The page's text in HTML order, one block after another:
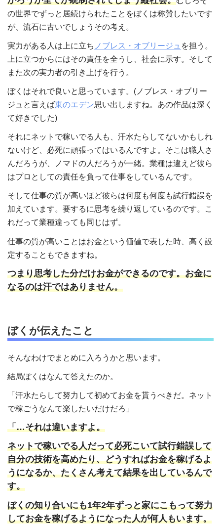
の世界でずっと居続けられたことをぼくは称賛したいです
が、流石に古いでしょうその考え。
実力がある人は上に立ち ノブレス・オブリージュ を担う。
上に立つからにはその責任を全うし、社会に示す。そして
また次の実力者の引き上げを行う。
ぼくはそれで良いと思っています。(ノブレス・オブリー
ジュと言えば東のエデン思い出しますね。あの作品は深く
て好きでした)
それにネットで稼いでる人も、汗水たらしてないかもしれ
ないけど、必死に頑張ってはいるんですよ。そこは職人さ
んだろうが、ノマドの人だろうが一緒。業種は違えど彼ら
はプロとしての責任を負って仕事をしているんです。
そして仕事の質が高いほど彼らは何度も何度も試行錯誤を
加えています。要するに思考を繰り返しているのです。こ
れだって業種違っても同じはず。
仕事の質が高いことはお金という価値で表した時、高く設
定することもできますね。
つまり思考した分だけお金ができるのです。お金に
なるのは汗ではありません。
ぼくが伝えたこと
そんなわけでまとめに入ろうかと思います。
結局ぼくはなんて答えたのか。
「汗水たらして努力して初めてお金を貰うべきだ。ネット
で稼ごうなんて楽したいだけだろ」
「…それは違いますよ。
ネットで稼いでる人だって必死こいて試行錯誤して
自分の技術を高めたり、どうすればお金を稼げるよ
うになるか、たくさん考えて結果を出しているんで
す。
ぼくの知り合いにも1年2年ずっと家にこもって努力
してお金を稼げるようになった人が何人もいます。